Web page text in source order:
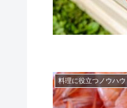
料理に役立つノウハウ